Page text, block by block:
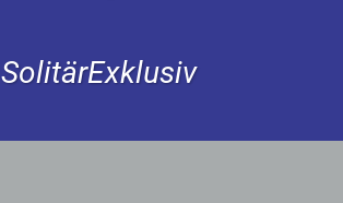
SolitärExklusiv